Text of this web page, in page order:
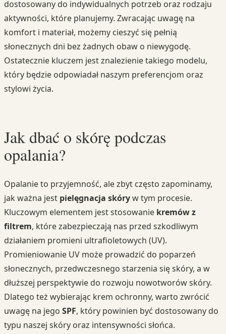
dostosowany do indywidualnych potrzeb oraz rodzaju
aktywności, które planujemy. Zwracając uwagę na
komfort i materiał, możemy cieszyć się pełnią
słonecznych dni bez żadnych obaw o niewygodę.
Ostatecznie kluczem jest znalezienie takiego modelu,
który będzie odpowiadał naszym preferencjom oraz
stylowi życia.
Jak dbać o skórę podczas
opalania?
Opalanie to przyjemność, ale zbyt często zapominamy,
jak ważna jest pielęgnacja skóryw tym procesie.
Kluczowym elementem jest stosowanie kremów z
filtrem, które zabezpieczają nas przed szkodliwym
działaniem promieni ultrafioletowych (UV).
Promieniowanie UV może prowadzić do poparzeń
słonecznych, przedwczesnego starzenia się skóry, a w
dłuższej perspektywie do rozwoju nowotworów skóry.
Dlatego też wybierając krem ochronny, warto zwrócić
uwagę na jego SPF, który powinien być dostosowany do
typu naszej skóry oraz intensywności słońca.